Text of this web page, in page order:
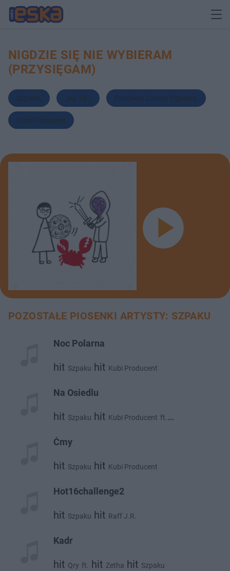
NIGDZIE SIĘ NIE WYBIERAM
(PRZYSIĘGAM)
Szpaku _na.Tiii_ Fundacja Cancer Fighters
Kubi Producent
POZOSTAŁE PIOSENKI ARTYSTY: SZPAKU
Noc Polarna
hit Szpaku hit Kubi Producent
Na Osiedlu
hit Szpaku hit Kubi Producent ft.
Ćmy
hit Szpaku hit Kubi Producent
Hot16challenge2
hit Szpaku hit Raff J.R.
Kadr
hit Qry ft. hit Zetha hit Szpaku